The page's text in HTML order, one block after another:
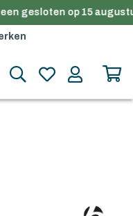
gesloten op 15
vanaf €100
vanaf €100